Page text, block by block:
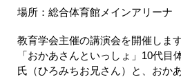
場所：総合体育館メインアリーナ
教育学会主催の講演会を開催します
「おかあさんといっしょ」10代目
氏（ひろみちお兄さん）と、 おか